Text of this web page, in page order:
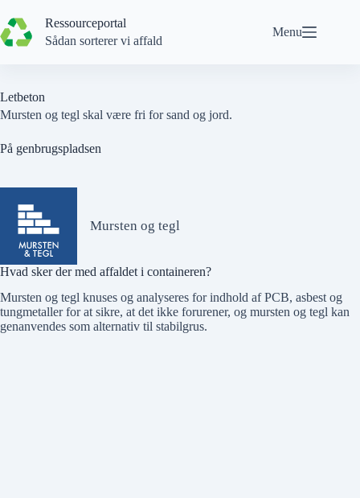
til
indhold
Ressourceportal
Sådan sorterer vi affald
Menu
Letbeton
Mursten og tegl skal være fri for sand og jord.
På genbrugspladsen
Mursten og tegl
Hvad sker der med affaldet i containeren?
Mursten og tegl knuses og analyseres for indhold af PCB, asbest og
tungmetaller for at sikre, at det ikke forurener, og mursten og tegl kan
genanvendes som alternativ til stabilgrus.